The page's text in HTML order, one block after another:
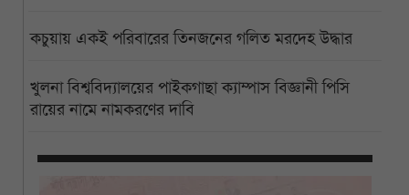
কচুয়ায় একই পরিবারের তিনজনের গলিত মরদেহ উদ্ধার
খুলনা বিশ্ববিদ্যালয়ের পাইকগাছা ক্যাম্পাস বিজ্ঞানী পিসি
রায়ের নামে নামকরণের দাবি